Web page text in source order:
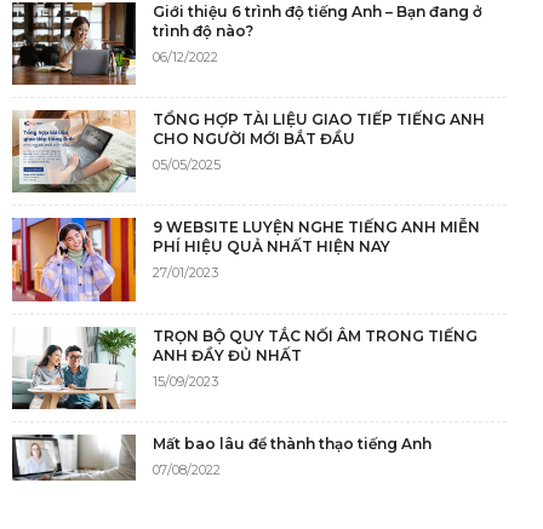
Giới thiệu 6 trình độ tiếng Anh – Bạn đang ở
trình độ nào?
06/12/2022
TỔNG HỢP TÀI LIỆU GIAO TIẾP TIẾNG ANH
CHO NGƯỜI MỚI BẮT ĐẦU
05/05/2025
9 WEBSITE LUYỆN NGHE TIẾNG ANH MIỄN
PHÍ HIỆU QUẢ NHẤT HIỆN NAY
27/01/2023
TRỌN BỘ QUY TẮC NỐI ÂM TRONG TIẾNG
ANH ĐẦY ĐỦ NHẤT
15/09/2023
Mất bao lâu để thành thạo tiếng Anh
07/08/2022